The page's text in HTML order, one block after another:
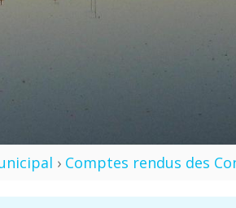
› Comptes rendus des